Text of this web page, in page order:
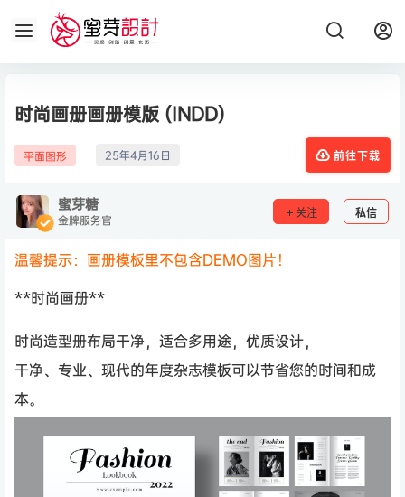
时尚画册画册模版 (INDD)
平面图形 25年4月16日 前往下载
蜜芽糖
金牌服务官 关注 私信
温馨提示：画册模板里不包含DEMO图片！
**时尚画册**
时尚造型册布局干净，适合多用途，优质设计，
干净、专业、现代的年度杂志模板可以节省您的时间和成
本。